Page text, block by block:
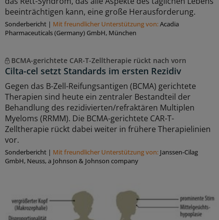
beeinträchtigen kann, eine große Herausforderung.
Sonderbericht | Mit freundlicher Unterstützung von:Acadia
Pharmaceuticals (Germany) GmbH, München
BCMA-gerichtete CAR-T-Zelltherapie rückt nach vorn
Cilta-cel setzt Standards im ersten Rezidiv
Gegen das B-Zell-Reifungsantigen (BCMA) gerichtete
Therapien sind heute ein zentraler Bestandteil der
Behandlung des rezidivierten/refraktären Multiplen
Myeloms (RRMM). Die BCMA-gerichtete CAR-T-
Zelltherapie rückt dabei weiter in frühere Therapielinien
vor.
Sonderbericht | Mit freundlicher Unterstützung von: Janssen-Cilag
GmbH, Neuss, a Johnson & Johnson company